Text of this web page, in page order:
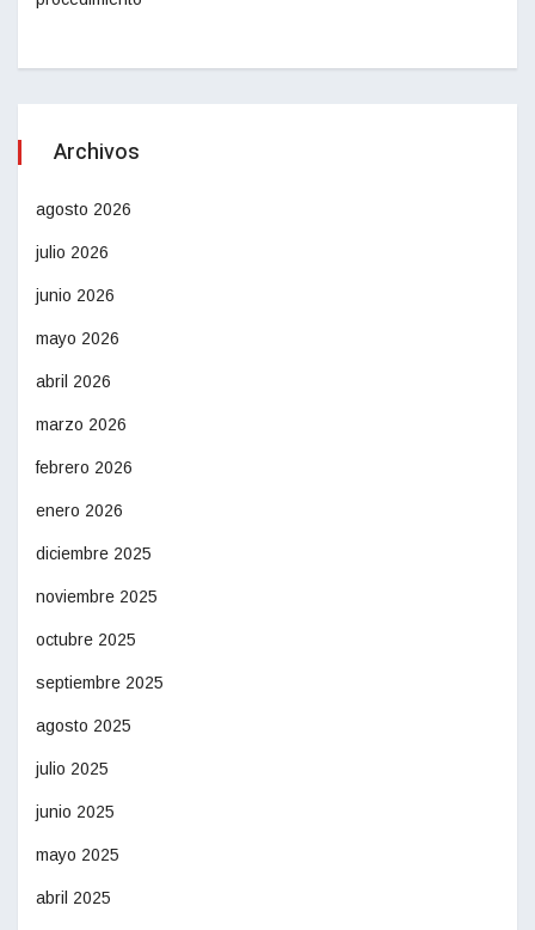
Archivos
agosto 2026
julio 2026
junio 2026
mayo 2026
abril 2026
marzo 2026
febrero 2026
enero 2026
diciembre 2025
noviembre 2025
octubre 2025
septiembre 2025
agosto 2025
julio 2025
junio 2025
mayo 2025
abril 2025